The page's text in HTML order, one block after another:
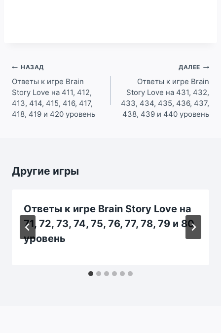
Навигация
по
записям
НАЗАД
Ответы к игре Brain
Story Love на 411, 412,
413, 414, 415, 416, 417,
418, 419 и 420 уровень
ДАЛЕЕ
Ответы к игре Brain
Story Love на 431, 432,
433, 434, 435, 436, 437,
438, 439 и 440 уровень
Другие игры
Ответы к игре Brain Story Love на
71, 72, 73, 74, 75, 76, 77, 78, 79 и 80
уровень